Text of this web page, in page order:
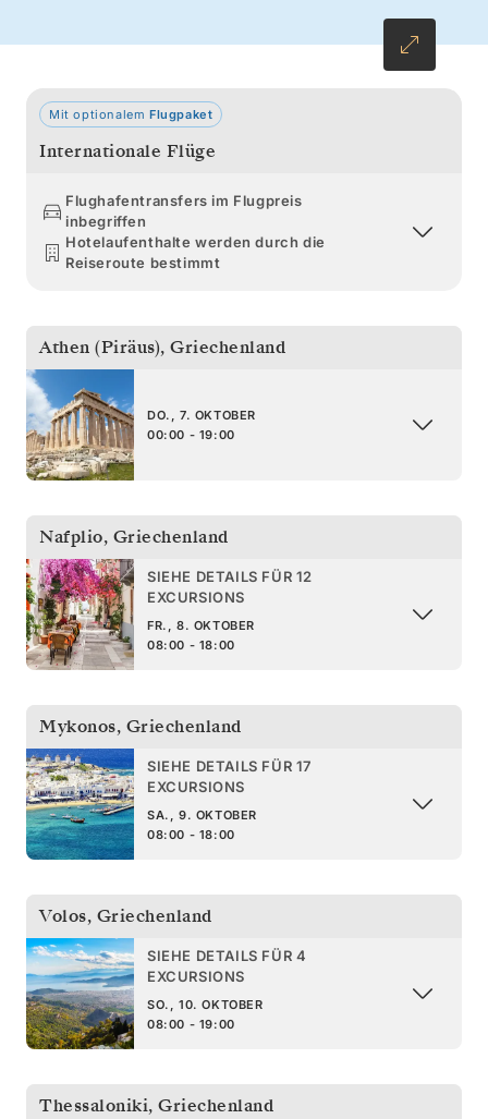
eingestürzte Caldera von Santorin sorgt für
einen passenden, eindrucksvollen Abschluss
Ihrer Reise.
Mit optionalem Flugpaket
Internationale Flüge
Flughafentransfers im Flugpreis
inbegriffen
Hotelaufenthalte werden durch die
Reiseroute bestimmt
Athen (Piräus), Griechenland
DO., 7. OKTOBER
00:00 - 19:00
Nafplio, Griechenland
SIEHE DETAILS FÜR 12
EXCURSIONS
FR., 8. OKTOBER
08:00 - 18:00
Mykonos, Griechenland
SIEHE DETAILS FÜR 17
EXCURSIONS
SA., 9. OKTOBER
08:00 - 18:00
Volos, Griechenland
SIEHE DETAILS FÜR 4
EXCURSIONS
SO., 10. OKTOBER
08:00 - 19:00
Thessaloniki, Griechenland